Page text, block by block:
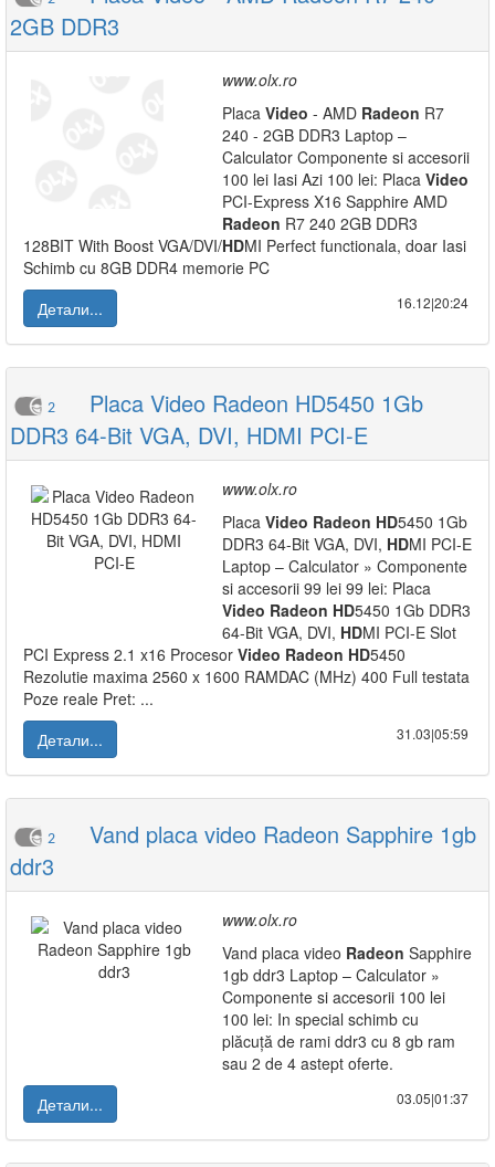
2GB DDR3
www.olx.ro
Placa Video - AMD Radeon R7
240 - 2GB DDR3 Laptop –
Calculator Componente si accesorii
100 lei Iasi Azi 100 lei: Placa Video
PCI-Express X16 Sapphire AMD
Radeon R7 240 2GB DDR3
128BIT With Boost VGA/DVI/HDMI Perfect functionala, doar Iasi
Schimb cu 8GB DDR4 memorie PC
Детали...
16.12|20:24
2
Placa Video Radeon HD5450 1Gb
DDR3 64-Bit VGA, DVI, HDMI PCI-E
www.olx.ro
Placa Video Radeon HD5450 1Gb
DDR3 64-Bit VGA, DVI, HDMI PCI-E
Laptop – Calculator » Componente
si accesorii 99 lei 99 lei: Placa
Video Radeon HD5450 1Gb DDR3
64-Bit VGA, DVI, HDMI PCI-E Slot
PCI Express 2.1 x16 Procesor Video Radeon HD5450
Rezolutie maxima 2560 x 1600 RAMDAC (MHz) 400 Full testata
Poze reale Pret: ...
Детали...
31.03|05:59
2
Vand placa video Radeon Sapphire 1gb
ddr3
www.olx.ro
Vand placa video Radeon Sapphire
1gb ddr3 Laptop – Calculator »
Componente si accesorii 100 lei
100 lei: In special schimb cu
plăcuță de rami ddr3 cu 8 gb ram
sau 2 de 4 astept oferte.
Детали...
03.05|01:37